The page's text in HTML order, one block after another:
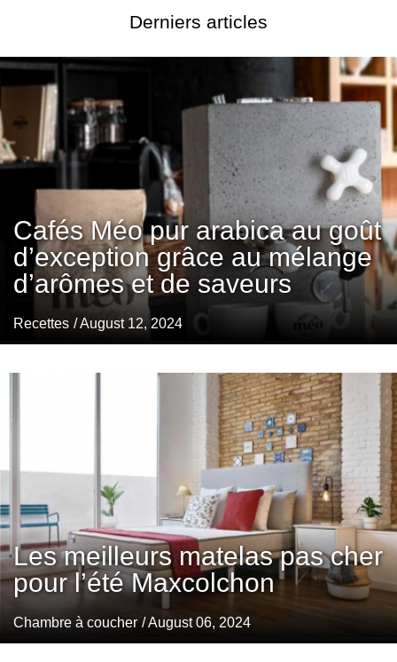
Derniers articles
Cafés Méo pur arabica au goût
d’exception grâce au mélange
d’arômes et de saveurs
Recettes / August 12, 2024
Les meilleurs matelas pas cher
pour l’été Maxcolchon
Chambre à coucher / August 06, 2024